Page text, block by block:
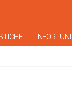
INFORTUNI